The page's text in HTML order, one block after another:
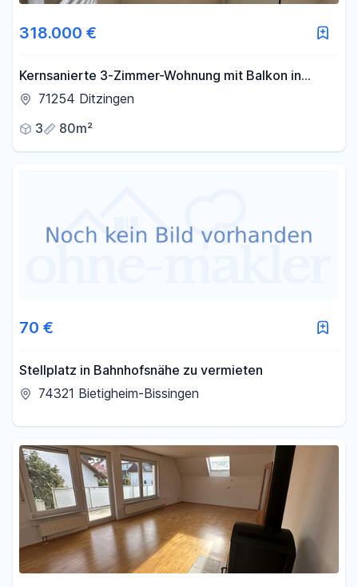
318.000 €
Kernsanierte 3-Zimmer-Wohnung mit Balkon in
Ditzingen
71254 Ditzingen
3
80m²
70 €
Stellplatz in Bahnhofsnähe zu vermieten
74321 Bietigheim-Bissingen